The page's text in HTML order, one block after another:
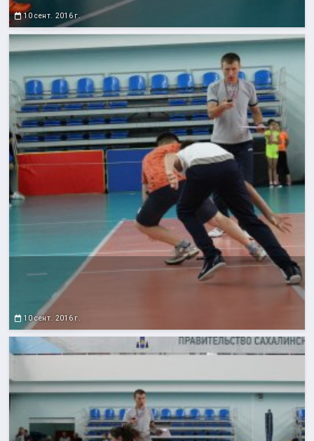
10 сент. 2016 г.
10 сент. 2016 г.